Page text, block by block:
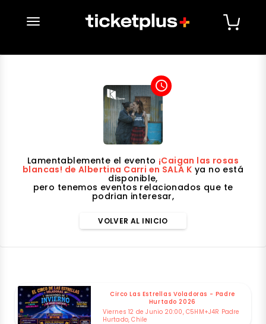
desplegar navegación
access_time
Lamentablemente el evento ¡Caigan las rosas
blancas! de Albertina Carri en SALA K ya no está
disponible,
pero tenemos eventos relacionados que te
podrian interesar,
VOLVER AL INICIO
Circo Las Estrellas Voladoras - Padre
Hurtado 2026
Viernes 12 de Junio 20:00, C5HM+J4R Padre
Hurtado, Chile